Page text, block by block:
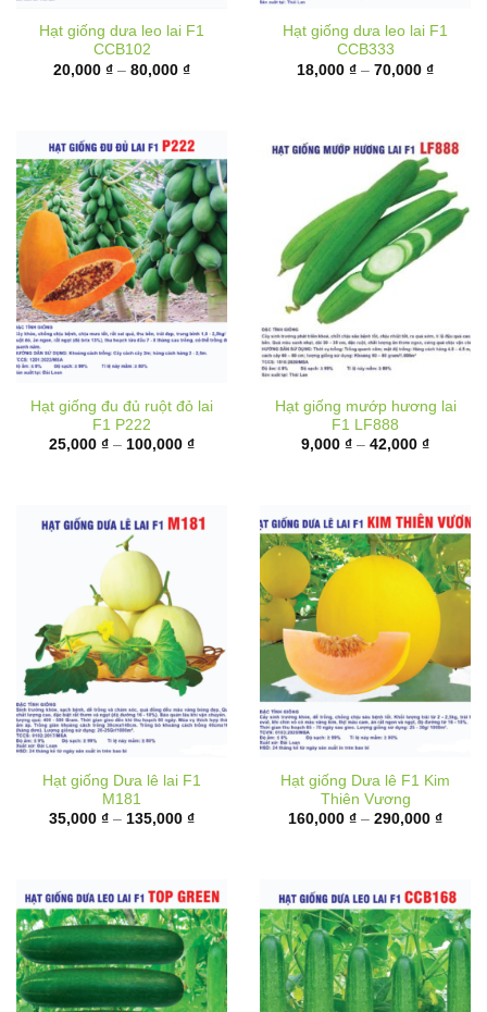
Hạt giống dưa leo lai F1
CCB102
20,000 ₫ – 80,000 ₫Khoảng
80,000 ₫
Hạt giống dưa leo lai F1
CCB333
18,000 ₫ – 70,000 ₫Khoảng
70,000
Hạt giống đu đủ ruột đỏ lai
F1 P222
25,000 ₫ – 100,000 ₫Khoảng
100,000 ₫
Hạt giống mướp hương lai
F1 LF888
9,000 ₫ – 42,000 ₫Khoảng
42,000 ₫
Hạt giống Dưa lê lai F1
M181
35,000 ₫ – 135,000 ₫Khoảng
135,000 ₫
Hạt giống Dưa lê F1 Kim
Thiên Vương
160,000 ₫ – 290,000 ₫